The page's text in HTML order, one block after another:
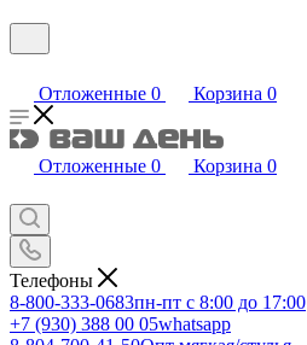
Отложенные 0 Корзина 0
Отложенные 0 Корзина 0
Телефоны
8-800-333-0683пн-пт с 8:00 до 17:00
+7 (930) 388 00 05whatsapp